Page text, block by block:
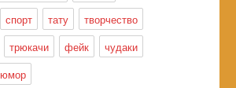
спорт тату
творчество
трюкачи фейк
чудаки
юмор